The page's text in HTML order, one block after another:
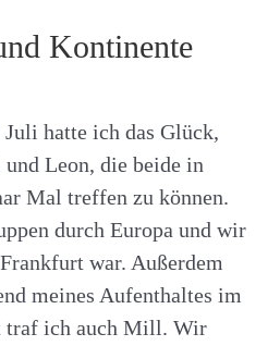
Kontinente
hatte ich das Glück,
Leon, die beide in
Mal treffen zu können.
durch Europa und wir
war. Außerdem
meines Aufenthaltes im
traf ich auch Mill. Wir